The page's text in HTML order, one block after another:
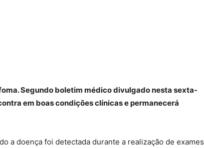
Segundo boletim médico divulgado nesta sexta-
em boas condições clínicas e permanecerá
a doença foi detectada durante a realização de exames